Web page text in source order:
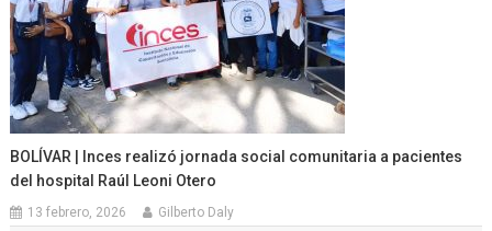
BOLÍVAR | Inces realizó jornada social comunitaria a pacientes
del hospital Raúl Leoni Otero
13 febrero, 2026 Gilberto Daly